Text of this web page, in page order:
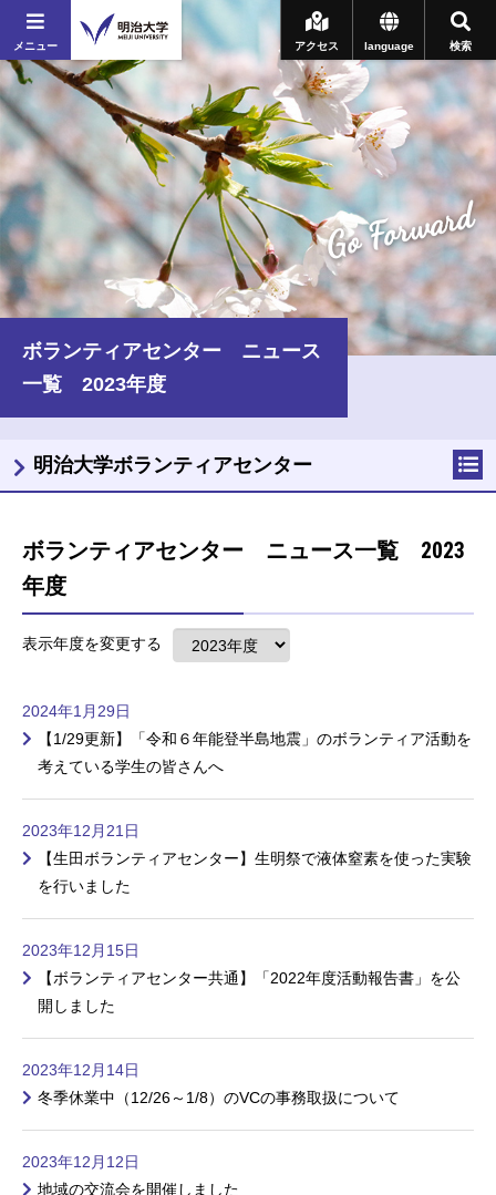
メニュー 検索
language
アクセス
Go Forward
ボランティアセンター ニュース
一覧 2023年度
ボランティアセンター ニュース一覧 2023
年度
表示年度を変更する
2024年1月29日
【1/29更新】「令和６年能登半島地震」のボランティア活動を
考えている学生の皆さんへ
2023年12月21日
【生田ボランティアセンター】生明祭で液体窒素を使った実験
を行いました
2023年12月15日
【ボランティアセンター共通】「2022年度活動報告書」を公
開しました
2023年12月14日
冬季休業中（12/26～1/8）のVCの事務取扱について
2023年12月12日
地域の交流会を開催しました
明治大学ボランティアセンター